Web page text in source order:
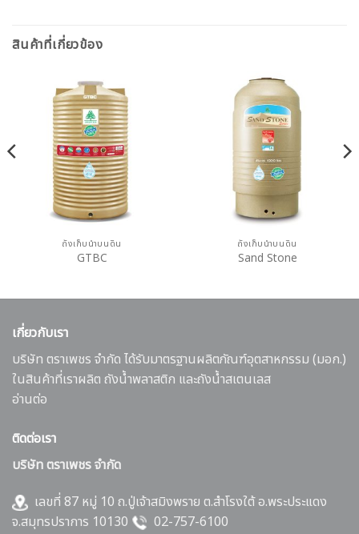
สินค้าที่เกี่ยวข้อง
ถังเก็บน้ำบนดิน
GTBC
ถังเก็บน้ำบนดิน
Sand Stone
เกี่ยวกับเรา
บริษัท ตราเพชร จำกัด ได้รับมาตรฐานผลิตภัณฑ์อุตสาหกรรม (มอก.)
ในสินค้าที่เราผลิต ถังน้ำพลาสติก และถังน้ำสเตนเลส
อ่านต่อ
ติดต่อเรา
บริษัท ตราเพชร จำกัด
เลขที่ 87 หมู่ 10 ถ.ปู่เจ้าสมิงพราย ต.สำโรงใต้ อ.พระประแดง
จ.สมุทรปราการ 10130
02-757-6100